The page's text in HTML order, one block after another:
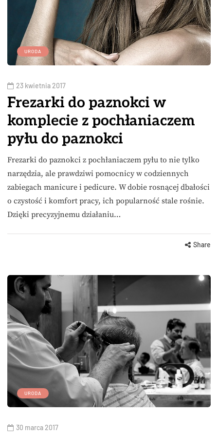
URODA
23 kwietnia 2017
Frezarki do paznokci w
komplecie z pochłaniaczem
pyłu do paznokci
Frezarki do paznokci z pochłaniaczem pyłu to nie tylko
narzędzia, ale prawdziwi pomocnicy w codziennych
zabiegach manicure i pedicure. W dobie rosnącej dbałości
o czystość i komfort pracy, ich popularność stale rośnie.
Dzięki precyzyjnemu działaniu…
Share
URODA
30 marca 2017